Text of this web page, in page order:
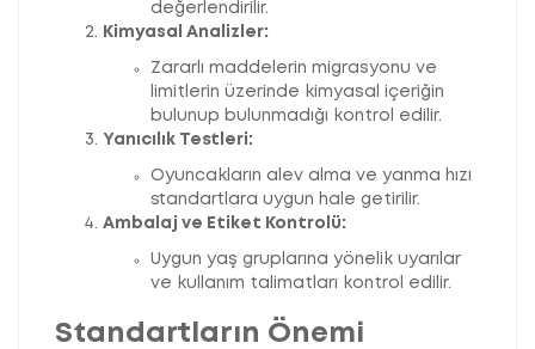
değerlendirilir.
Kimyasal Analizler:
Zararlı maddelerin migrasyonu ve
limitlerin üzerinde kimyasal içeriğin
bulunup bulunmadığı kontrol edilir.
Yanıcılık Testleri:
Oyuncakların alev alma ve yanma hızı
standartlara uygun hale getirilir.
Ambalaj ve Etiket Kontrolü:
Uygun yaş gruplarına yönelik uyarılar
ve kullanım talimatları kontrol edilir.
Standartların Önemi